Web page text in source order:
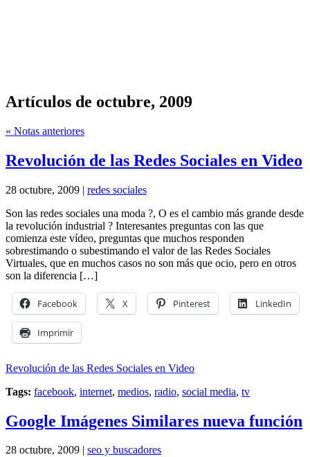
Artículos de octubre, 2009
« Notas anteriores
Revolución de las Redes Sociales en Video
28 octubre, 2009 | redes sociales
Son las redes sociales una moda ?, O es el cambio más grande desde
la revolución industrial ? Interesantes preguntas con las que
comienza este vídeo, preguntas que muchos responden
sobrestimando o subestimando el valor de las Redes Sociales
Virtuales, que en muchos casos no son más que ocio, pero en otros
son la diferencia […]
Facebook X Pinterest LinkedIn
Imprimir
Revolución de las Redes Sociales en Video
Tags: facebook, internet, medios, radio, social media, tv
Google Imágenes Similares nueva función
28 octubre, 2009 | seo y buscadores